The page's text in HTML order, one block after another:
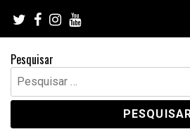
content
Pesquisar
Pesquisar
por: